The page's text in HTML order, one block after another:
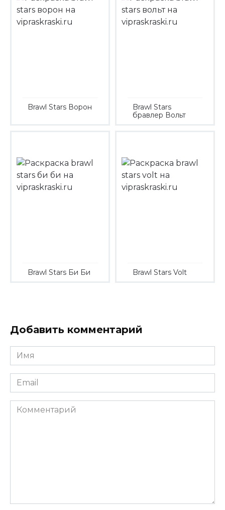
Brawl Stars Ворон
Brawl Stars
бравлер Вольт
Brawl Stars Би Би Brawl Stars Volt
Добавить комментарий
Имя
*
Email
*
Комментарий